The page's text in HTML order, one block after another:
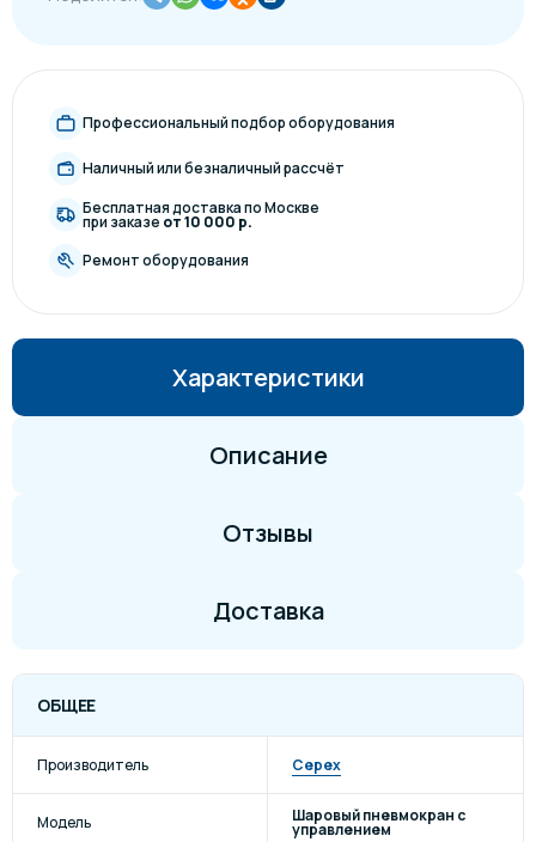
Профессиональный подбор оборудования
Наличный или безналичный рассчёт
Бесплатная доставка по Москве
при заказе от 10 000 р.
Ремонт оборудования
Характеристики
Описание
Отзывы
Доставка
ОБЩЕЕ
Производитель Cepex
Модель Шаровый пневмокран с
управлением